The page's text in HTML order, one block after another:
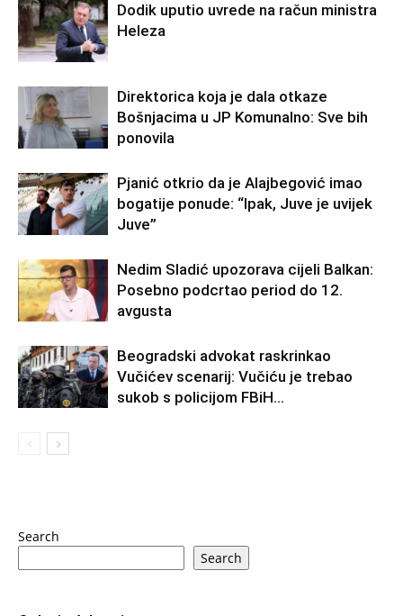
Dodik uputio uvrede na račun ministra
Heleza
Direktorica koja je dala otkaze
Bošnjacima u JP Komunalno: Sve bih
ponovila
Pjanić otkrio da je Alajbegović imao
bogatije ponude: “Ipak, Juve je uvijek
Juve”
Nedim Sladić upozorava cijeli Balkan:
Posebno podcrtao period do 12.
avgusta
Beogradski advokat raskrinkao
Vučićev scenarij: Vučiću je trebao
sukob s policijom FBiH…
Search
Search